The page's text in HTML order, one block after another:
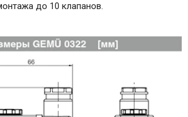
до 10 клапанов.